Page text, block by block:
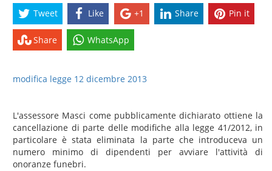
Tweet Like +1 Share Pin it
Share WhatsApp
modifica legge 12 dicembre 2013
L'assessore Masci come pubblicamente dichiarato ottiene la
cancellazione di parte delle modifiche alla legge 41/2012, in
particolare è stata eliminata la parte che introduceva un
numero minimo di dipendenti per avviare l'attività di
onoranze funebri.